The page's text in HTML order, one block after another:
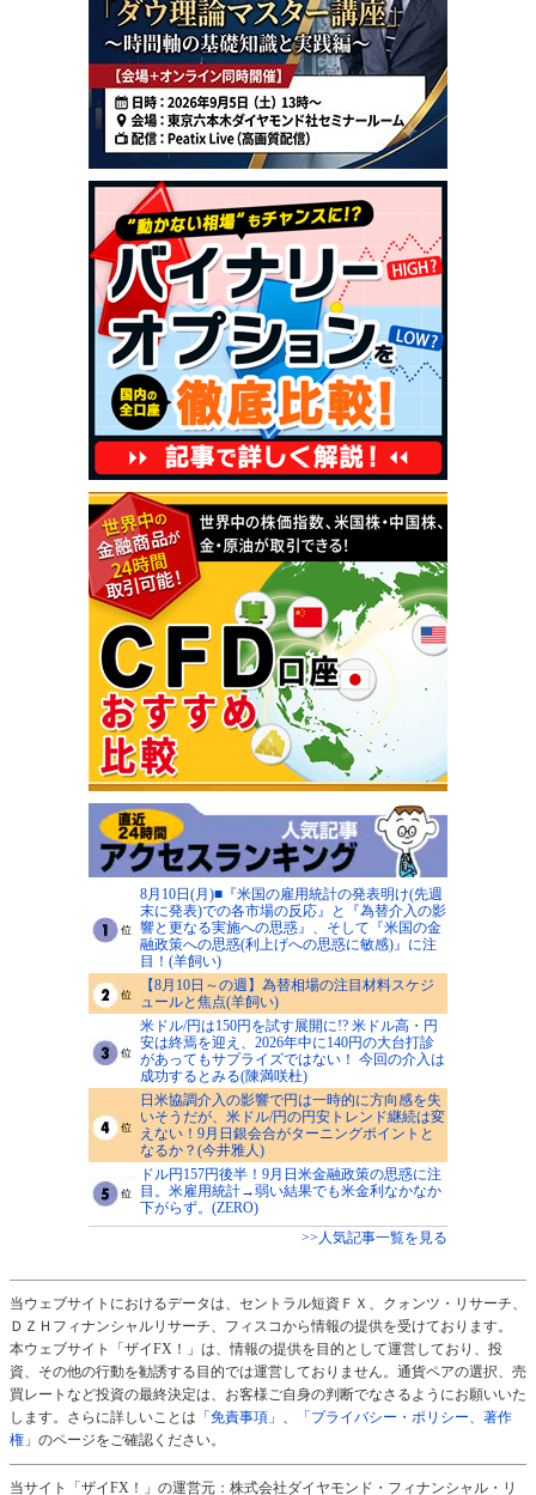
8月10日(月)■『米国の雇用統計の発表明け(先週
末に発表)での各市場の反応』と『為替介入の影
響と更なる実施への思惑』、そして『米国の金
融政策への思惑(利上げへの思惑に敏感)』に注
目！(羊飼い)
【8月10日～の週】為替相場の注目材料スケジ
ュールと焦点(羊飼い)
米ドル/円は150円を試す展開に!? 米ドル高・円
安は終焉を迎え、2026年中に140円の大台打診
があってもサプライズではない！ 今回の介入は
成功するとみる(陳満咲杜)
日米協調介入の影響で円は一時的に方向感を失
いそうだが、米ドル/円の円安トレンド継続は変
えない！9月日銀会合がターニングポイントと
なるか？(今井雅人)
ドル円157円後半！9月日米金融政策の思惑に注
目。米雇用統計→弱い結果でも米金利なかなか
下がらず。(ZERO)
>>人気記事一覧を見る
当ウェブサイトにおけるデータは、セントラル短資ＦＸ、クォンツ・リサーチ、
ＤＺＨフィナンシャルリサーチ、フィスコから情報の提供を受けております。
本ウェブサイト「ザイFX！」は、情報の提供を目的として運営しており、投
資、その他の行動を勧誘する目的では運営しておりません。通貨ペアの選択、売
買レートなど投資の最終決定は、お客様ご自身の判断でなさるようにお願いいた
します。さらに詳しいことは 「免責事項」 、
「プライバシー・ポリシー、著作
権」 のページをご確認ください。
当サイト「ザイFX！」の運営元：株式会社ダイヤモンド・フィナンシャル・リ